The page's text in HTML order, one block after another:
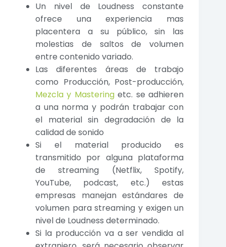
Un nivel de Loudness constante
ofrece una experiencia mas
placentera a su público, sin las
molestias de saltos de volumen
entre contenido variado.
Las diferentes áreas de trabajo
como Producción, Post-producción,
Mezcla y Masteringetc. se adhieren
a una norma y podrán trabajar con
el material sin degradación de la
calidad de sonido
Si el material producido es
transmitido por alguna plataforma
de streaming (Netflix, Spotify,
YouTube, podcast, etc.) estas
empresas manejan estándares de
volumen para streaming y exigen un
nivel de Loudness determinado.
Si la producción va a ser vendida al